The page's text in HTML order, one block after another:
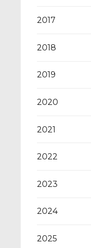
2017
2018
2019
2020
2021
2022
2023
2024
2025